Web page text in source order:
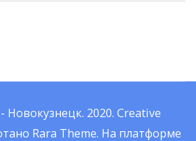
2020. Creative
Rara Theme. На платформе